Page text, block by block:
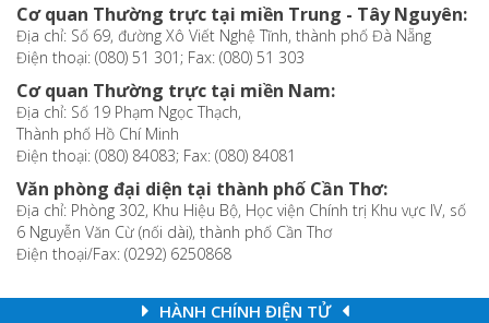
Cơ quan Thường trực tại miền Trung - Tây Nguyên:
Địa chỉ: Số 69, đường Xô Viết Nghệ Tĩnh, thành phố Đà Nẵng
Điện thoại: (080) 51 301; Fax: (080) 51 303
Cơ quan Thường trực tại miền Nam:
Địa chỉ: Số 19 Phạm Ngọc Thạch,
Thành phố Hồ Chí Minh
Điện thoại: (080) 84083; Fax: (080) 84081
Văn phòng đại diện tại thành phố Cần Thơ:
Địa chỉ: Phòng 302, Khu Hiệu Bộ, Học viện Chính trị Khu vực IV, số
6 Nguyễn Văn Cừ (nối dài), thành phố Cần Thơ
Điện thoại/Fax: (0292) 6250868
HÀNH CHÍNH ĐIỆN TỬ